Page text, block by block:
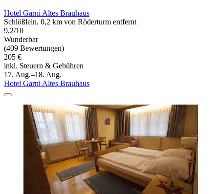
Hotel Garni Altes Brauhaus
Schlößlein, 0,2 km von Röderturm entfernt
9,2/10
Wunderbar
(409 Bewertungen)
205 €
inkl. Steuern & Gebühren
17. Aug.–18. Aug.
Hotel Garni Altes Brauhaus